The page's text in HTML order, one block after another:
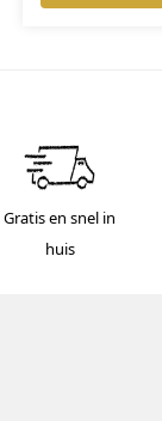
Gratis en snel in
huis